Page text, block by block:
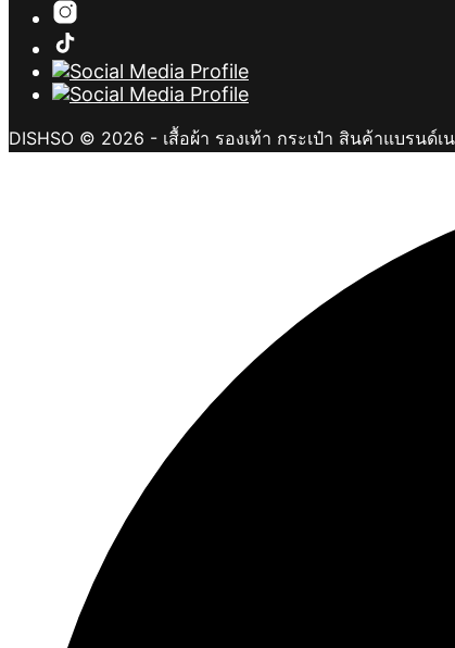
DISHSO © 2026 - เสื้อผ้า รองเท้า กระเป๋า สินค้าแบรนด์